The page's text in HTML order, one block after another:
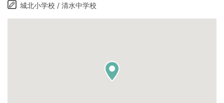
城北小学校 / 清水中学校